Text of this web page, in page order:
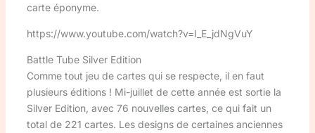
carte éponyme.
https://www.youtube.com/watch?v=I_E_jdNgVuY
Battle Tube Silver Edition
Comme tout jeu de cartes qui se respecte, il en faut
plusieurs éditions ! Mi-juillet de cette année est sortie la
Silver Edition, avec 76 nouvelles cartes, ce qui fait un
total de 221 cartes. Les designs de certaines anciennes